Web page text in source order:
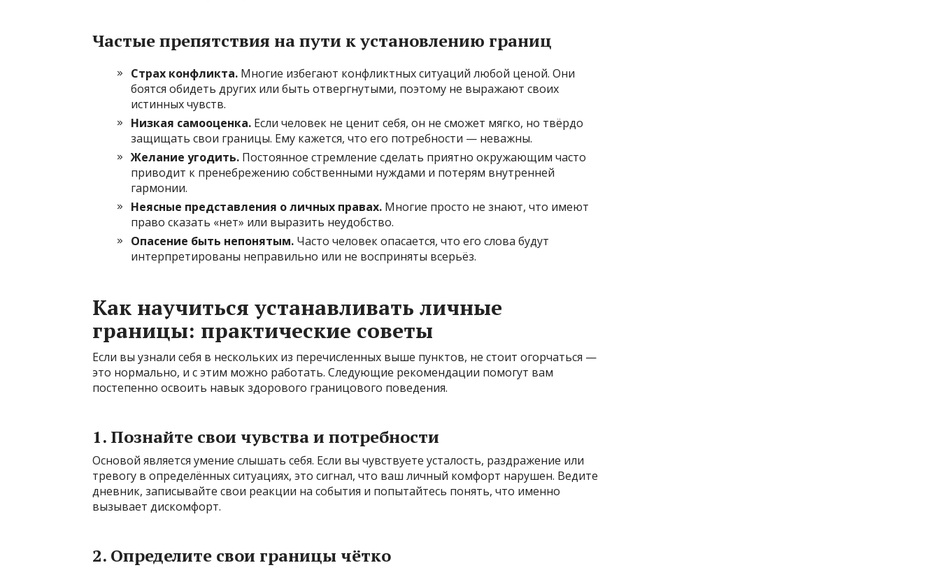
Частые препятствия на пути к установлению границ
Страх конфликта. Многие избегают конфликтных ситуаций любой ценой. Они
боятся обидеть других или быть отвергнутыми, поэтому не выражают своих
истинных чувств.
Низкая самооценка. Если человек не ценит себя, он не сможет мягко, но твёрдо
защищать свои границы. Ему кажется, что его потребности — неважны.
Желание угодить. Постоянное стремление сделать приятно окружающим часто
приводит к пренебрежению собственными нуждами и потерям внутренней
гармонии.
Неясные представления о личных правах. Многие просто не знают, что имеют
право сказать «нет» или выразить неудобство.
Опасение быть непонятым. Часто человек опасается, что его слова будут
интерпретированы неправильно или не восприняты всерьёз.
Как научиться устанавливать личные
границы: практические советы
Если вы узнали себя в нескольких из перечисленных выше пунктов, не стоит огорчаться —
это нормально, и с этим можно работать. Следующие рекомендации помогут вам
постепенно освоить навык здорового границового поведения.
1. Познайте свои чувства и потребности
Основой является умение слышать себя. Если вы чувствуете усталость, раздражение или
тревогу в определённых ситуациях, это сигнал, что ваш личный комфорт нарушен. Ведите
дневник, записывайте свои реакции на события и попытайтесь понять, что именно
вызывает дискомфорт.
2. Определите свои границы чётко